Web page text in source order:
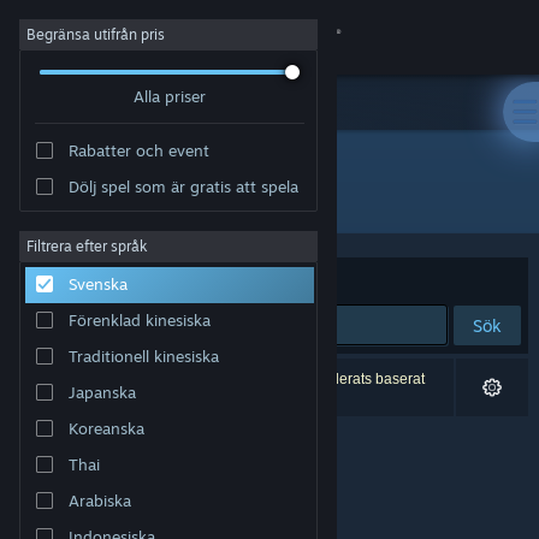
Logga in
Om
Support
Byt språk
Skaffa Steams mobilapp
Se skrivbordswebbplats
Begränsa utifrån pris
Alla priser
Rabatter och event
Dölj spel som är gratis att spela
Filtrera efter språk
Svenska
Förenklad kinesiska
Traditionell kinesiska
Japanska
Koreanska
Thai
Arabiska
Utgivare: Alaska
Sortera efter Relevans
Sök
0 träffar matchade din sökning. 2 titlar har exkluderats baserat
på dina preferenser.